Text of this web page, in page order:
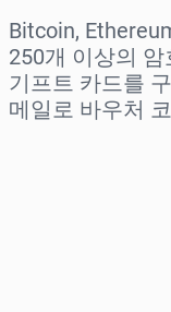
Bitcoin,
250개 이상의
기프트 카드를
메일로 바우처